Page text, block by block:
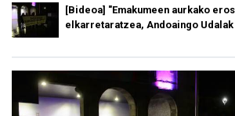
[Bideoa] "Emakumeen aurkako
elkarretaratzea, Andoaingo Udalak